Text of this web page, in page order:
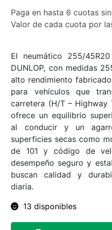
$454.750.
$227.375.
Paga en hasta 6 cuotas
Valor de cada cuota por
El neumático 255/
DUNLOP, con medidas
alto rendimiento
para vehículos que
carretera (H/T – Highway
ofrece un equilibrio
al conducir y un
superficies secas como
de 101 y código de
desempeño seguro y
buscan calidad y
diaria.
13 disponibles